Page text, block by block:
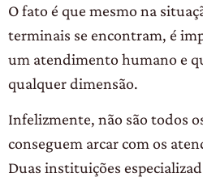
O fato é que mesmo na
terminais se encontram, é
um atendimento humano e
qualquer dimensão.
Infelizmente, não são todos
conseguem arcar com os
Duas instituições